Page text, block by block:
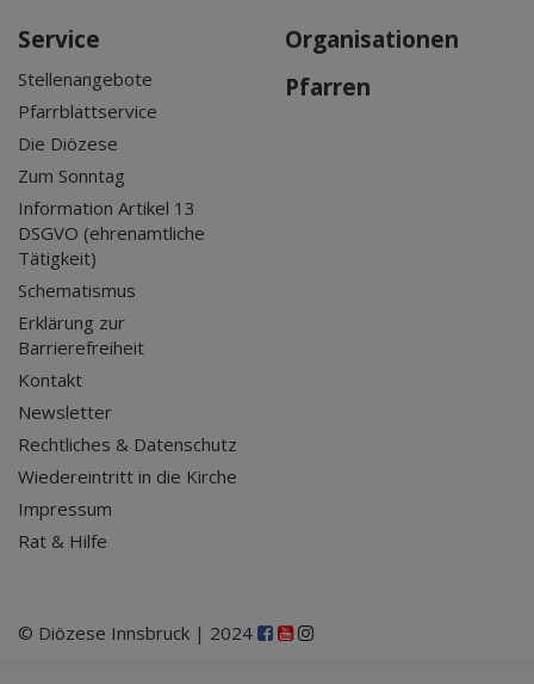
Service
Stellenangebote
Pfarrblattservice
Die Diözese
Zum Sonntag
Information Artikel 13
DSGVO (ehrenamtliche
Tätigkeit)
Schematismus
Erklärung zur
Barrierefreiheit
Kontakt
Newsletter
Rechtliches & Datenschutz
Wiedereintritt in die Kirche
Impressum
Rat & Hilfe
Organisationen
Pfarren
© Diözese Innsbruck | 2024